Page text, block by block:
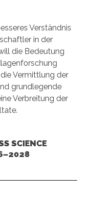
Verständnis
in der
die Bedeutung
Vermittlung der
grundlegende
Verbreitung der
SCIENCE